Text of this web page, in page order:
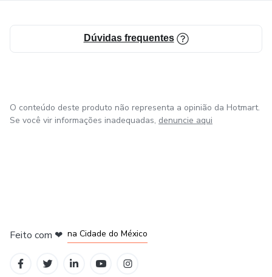
Dúvidas frequentes
O conteúdo deste produto não representa a opinião da Hotmart.
Se você vir informações inadequadas, denuncie aqui
Feito com ❤ na Cidade do México